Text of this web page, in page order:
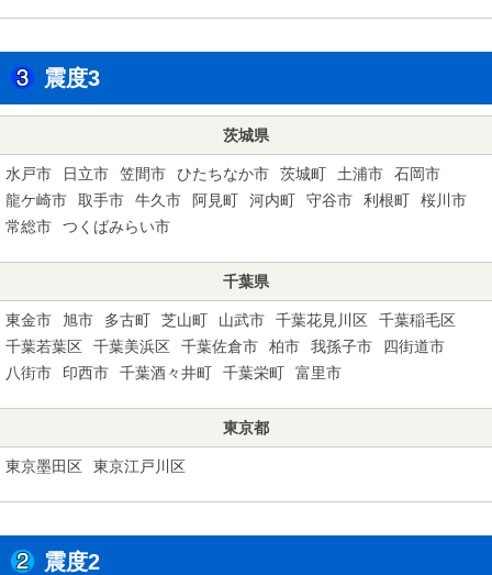
震度3
茨城県
水戸市 日立市 笠間市 ひたちなか市 茨城町 土浦市
石岡市
龍ケ崎市
取手市 牛久市 阿見町 河内町 守谷市 利根町
桜川市
常総市
つくばみらい市
千葉県
東金市 旭市 多古町 芝山町 山武市 千葉花見川区
千葉稲毛区
千葉若葉区
千葉美浜区 千葉佐倉市 柏市 我孫子市
四街道市
八街市
印西市 千葉酒々井町 千葉栄町 富里市
東京都
東京墨田区 東京江戸川区
震度2